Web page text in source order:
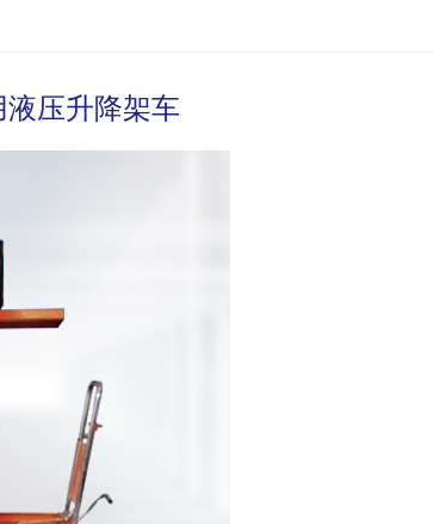
压升降架车